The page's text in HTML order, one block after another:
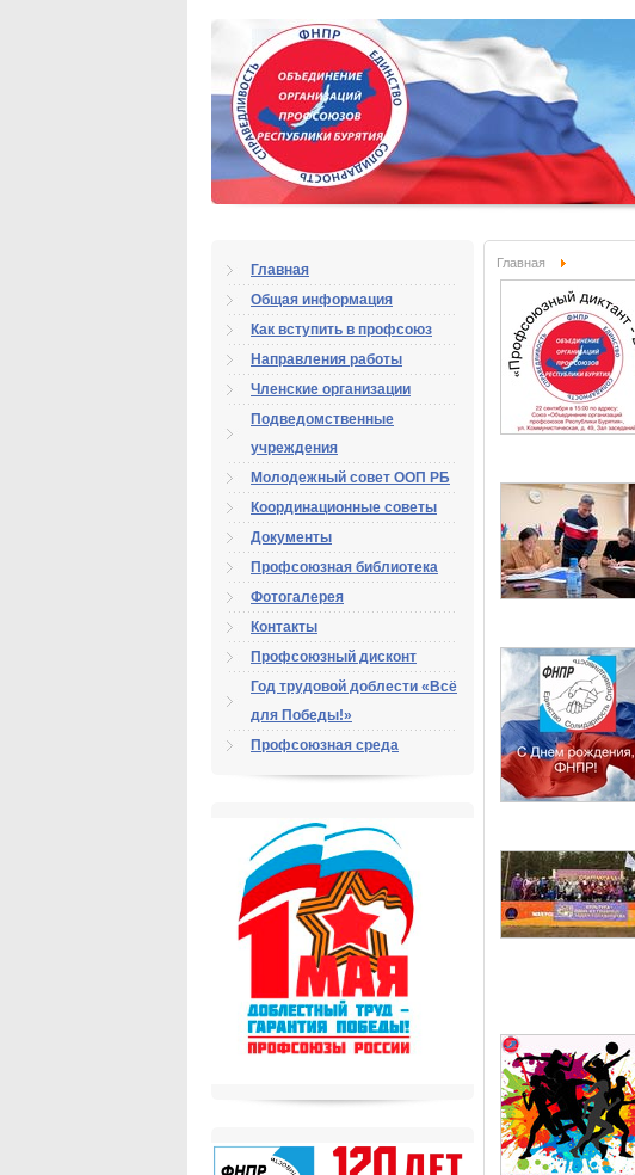
Главная
Общая информация
Как вступить в профсоюз
Направления работы
Членские организации
Подведомственные
учреждения
Молодежный совет ООП РБ
Координационные советы
Документы
Профсоюзная библиотека
Фотогалерея
Контакты
Профсоюзный дисконт
Год трудовой доблести «Всё
для Победы!»
Профсоюзная среда
Главная